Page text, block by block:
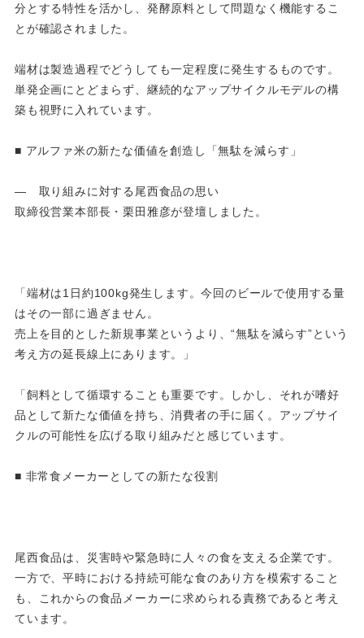
分とする特性を活かし、発酵原料として問題なく機能するこ
とが確認されました。
端材は製造過程でどうしても一定程度に発生するものです。
単発企画にとどまらず、継続的なアップサイクルモデルの構
築も視野に入れています。
■ アルファ米の新たな価値を創造し「無駄を減らす」
― 取り組みに対する尾西食品の思い
取締役営業本部長・栗田雅彦が登壇しました。
「端材は1日約100kg発生します。今回のビールで使用する量
はその一部に過ぎません。
売上を目的とした新規事業というより、“無駄を減らす”という
考え方の延長線上にあります。」
「飼料として循環することも重要です。しかし、それが嗜好
品として新たな価値を持ち、消費者の手に届く。アップサイ
クルの可能性を広げる取り組みだと感じています。
■ 非常食メーカーとしての新たな役割
尾西食品は、災害時や緊急時に人々の食を支える企業です。
一方で、平時における持続可能な食のあり方を模索すること
も、これからの食品メーカーに求められる責務であると考え
ています。